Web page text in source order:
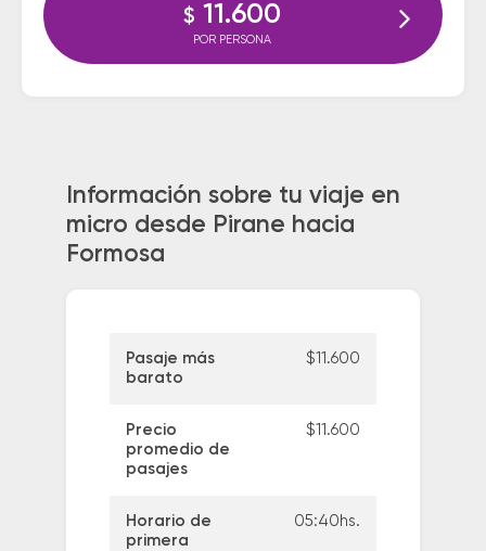
$ 11.600
POR PERSONA
Información sobre tu viaje en
micro desde Pirane hacia
Formosa
Pasaje más
barato
$11.600
Precio
promedio de
pasajes
$11.600
Horario de
primera
05:40hs.